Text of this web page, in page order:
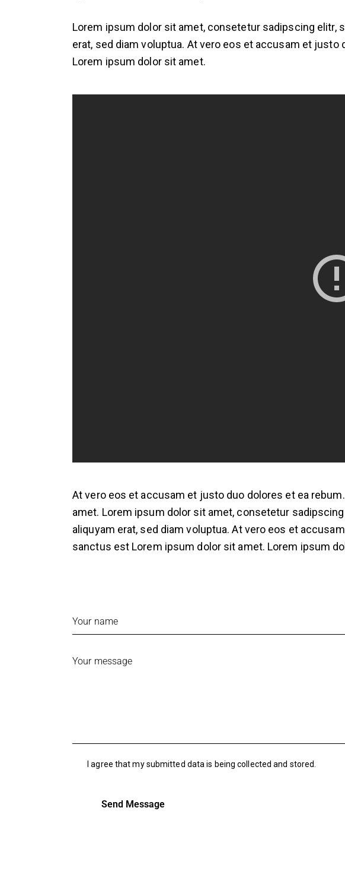
Lorem ipsum dolor sit amet, consetetur sadipscing elitr,
erat, sed diam voluptua. At vero eos et accusam et
Lorem ipsum dolor sit amet.
At vero eos et accusam et justo duo dolores et ea
amet. Lorem ipsum dolor sit amet, consetetur
aliquyam erat, sed diam voluptua. At vero eos et
sanctus est Lorem ipsum dolor sit amet. Lorem ipsum
I agree that my submitted data is being collected and stored.
Send Message